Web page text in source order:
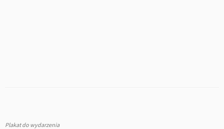
Plakat do wydarzenia